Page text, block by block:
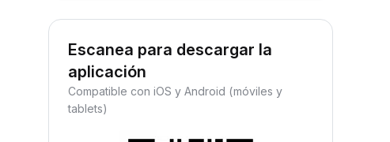
Escanea para descargar la
aplicación
Compatible con iOS y Android (móviles y
tablets)